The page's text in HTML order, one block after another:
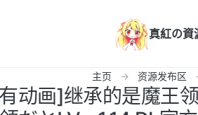
真紅の資
主页 资源发布区
动画]继承的是魔王